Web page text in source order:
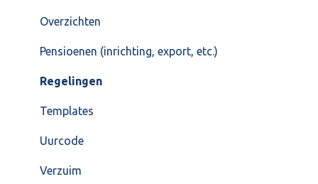
Overzichten
Pensioenen (inrichting, export, etc.)
Regelingen
Templates
Uurcode
Verzuim